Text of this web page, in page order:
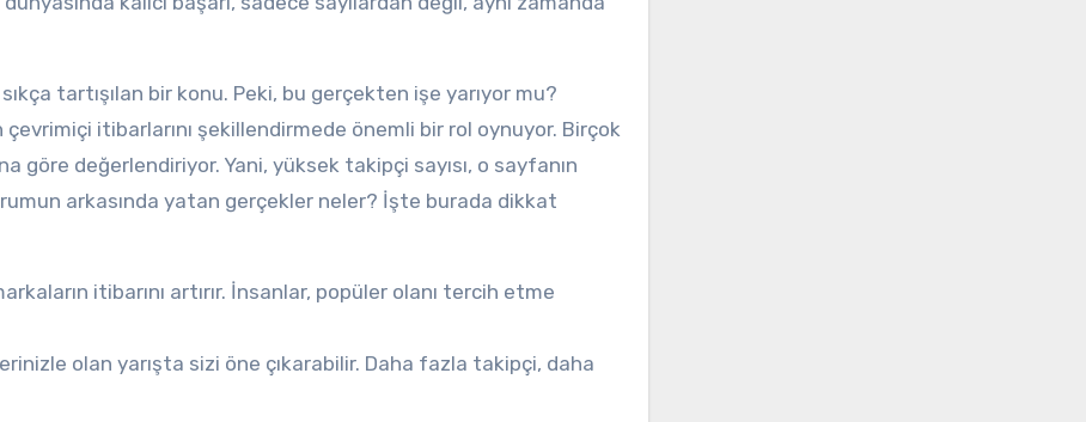
tartışılan bir konu. Peki, bu gerçekten işe yarıyor mu?
itibarlarını şekillendirmede önemli bir rol oynuyor. Birçok
göre değerlendiriyor. Yani, yüksek takipçi sayısı, o sayfanın
arkasında yatan gerçekler neler? İşte burada dikkat
itibarını artırır. İnsanlar, popüler olanı tercih etme
olan yarışta sizi öne çıkarabilir. Daha fazla takipçi, daha